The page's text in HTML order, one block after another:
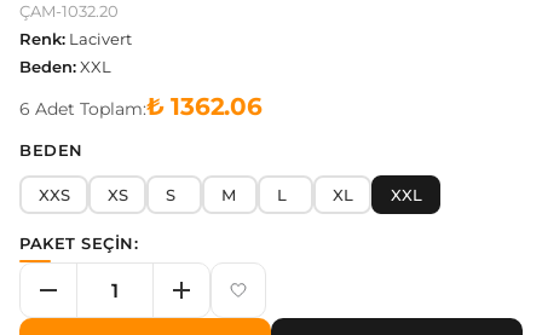
ÇAM-1032.20
Renk: Lacivert
Beden:XXL
6 Adet Toplam:₺ 1362.06
BEDEN
XXS XS S M L XL XXL
PAKET SEÇİN: